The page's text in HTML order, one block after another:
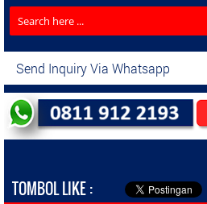
Send Inquiry Via Whatsapp
TOMBOL LIKE :